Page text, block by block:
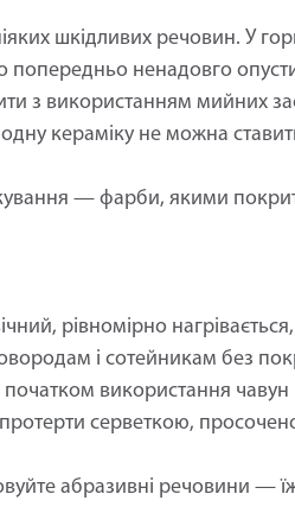
шкідливих речовин. У
попередньо ненадовго
з використанням мийних
кераміку не можна
— фарби, якими
рівномірно
і сотейникам без
використання чавун
серветкою,
абразивні речовини —